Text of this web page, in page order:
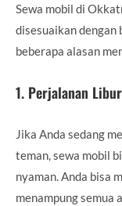
Sewa mobil di
disesuaikan dengan
beberapa alasan
1. Perjalanan
Jika Anda sedang
teman, sewa mobil
nyaman. Anda bisa
menampung semua